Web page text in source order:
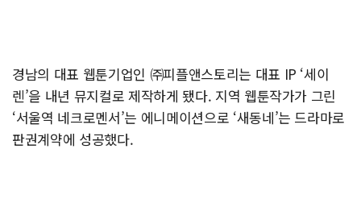
경남의 대표 웹툰기업인 ㈜피플앤스토리는 대표 IP ‘세이
렌’을 내년 뮤지컬로 제작하게 됐다. 지역 웹툰작가가 그린
‘서울역 네크로멘서’는 에니메이션으로 ‘새동네’는 드라마로
판권계약에 성공했다.